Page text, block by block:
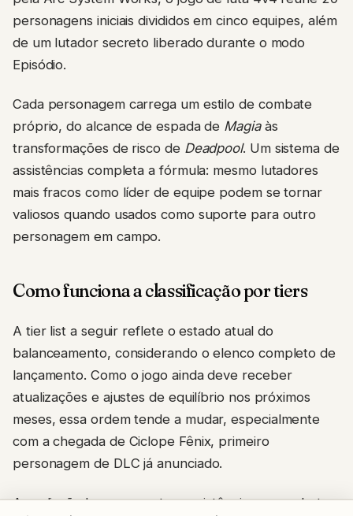
personagens iniciais divididos em cinco equipes, além
de um lutador secreto liberado durante o modo
Episódio.
Cada personagem carrega um estilo de combate
próprio, do alcance de espada de Magiaàs
transformações de risco de Deadpool. Um sistema de
assistências completa a fórmula: mesmo lutadores
mais fracos como líder de equipe podem se tornar
valiosos quando usados como suporte para outro
personagem em campo.
Como funciona a classificação por tiers
A tier list a seguir reflete o estado atual do
balanceamento, considerando o elenco completo de
lançamento. Como o jogo ainda deve receber
atualizações e ajustes de equilíbrio nos próximos
meses, essa ordem tende a mudar, especialmente
com a chegada de Ciclope Fênix, primeiro
personagem de DLC já anunciado.
A avaliação leva em conta consistência em combate,